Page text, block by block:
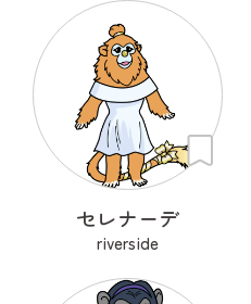
セレナーデ
riverside